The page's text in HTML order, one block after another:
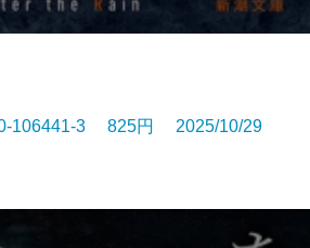
106441-3 825円 2025/10/29